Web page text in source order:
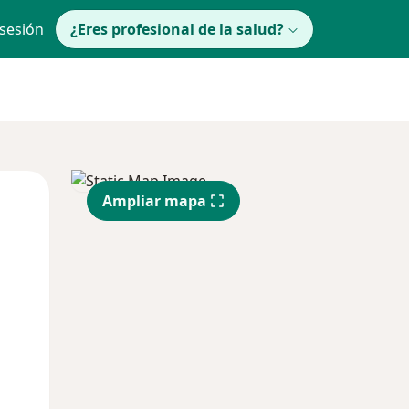
¿Eres profesional de la salud?
Mié
12 Ago
Jue
13 Ago
Ampliar mapa